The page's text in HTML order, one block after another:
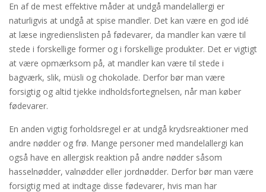
En af de mest effektive måder at undgå mandelallergi er
naturligvis at undgå at spise mandler. Det kan være en god idé
at læse ingredienslisten på fødevarer, da mandler kan være til
stede i forskellige former og i forskellige produkter. Det er vigtigt
at være opmærksom på, at mandler kan være til stede i
bagværk, slik, müsli og chokolade. Derfor bør man være
forsigtig og altid tjekke indholdsfortegnelsen, når man køber
fødevarer.
En anden vigtig forholdsregel er at undgå krydsreaktioner med
andre nødder og frø. Mange personer med mandelallergi kan
også have en allergisk reaktion på andre nødder såsom
hasselnødder, valnødder eller jordnødder. Derfor bør man være
forsigtig med at indtage disse fødevarer, hvis man har